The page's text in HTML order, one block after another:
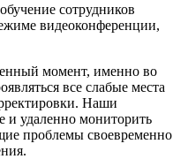
сотрудников
видеоконференции,
момент, именно во
все слабые места
Наши
и удаленно мониторить
проблемы своевременно